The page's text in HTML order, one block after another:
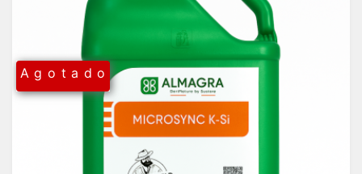
A g o t a d o